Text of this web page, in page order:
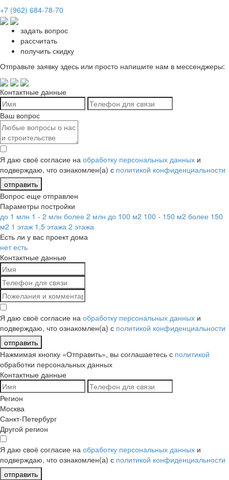
+7 (962) 684-78-70
задать вопрос
рассчитать
получить скидку
Отправьте заявку здесь или просто напишите нам в мессенджеры:
Контактные данные
Ваш вопрос
Я даю своё согласие на обработку персональных данных и
подверждаю, что ознакомлен(а) с политикой конфиденциальности
отправить
Вопрос еще отправлен
Параметры постройки
до 1 млн 1 - 2 млн более 2 млн до 100 м2 100 - 150 м2 более 150
м2 1 этаж 1,5 этажа 2 этажа
Есть ли у вас проект дома
нет есть
Контактные данные
Я даю своё согласие на обработку персональных данных и
подверждаю, что ознакомлен(а) с политикой конфиденциальности
отправить
Нажмимая кнопку «Отправить», вы соглашаетесь с политикой
обработки персональных данных
Контактные данные
Регион
Москва
Санкт-Петербург
Другой регион
Я даю своё согласие на обработку персональных данных и
подверждаю, что ознакомлен(а) с политикой конфиденциальности
отправить